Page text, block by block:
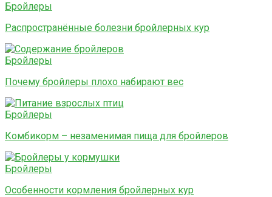
Бройлеры
Распространённые болезни бройлерных кур
Бройлеры
Почему бройлеры плохо набирают вес
Бройлеры
Комбикорм – незаменимая пища для бройлеров
Бройлеры
Особенности кормления бройлерных кур